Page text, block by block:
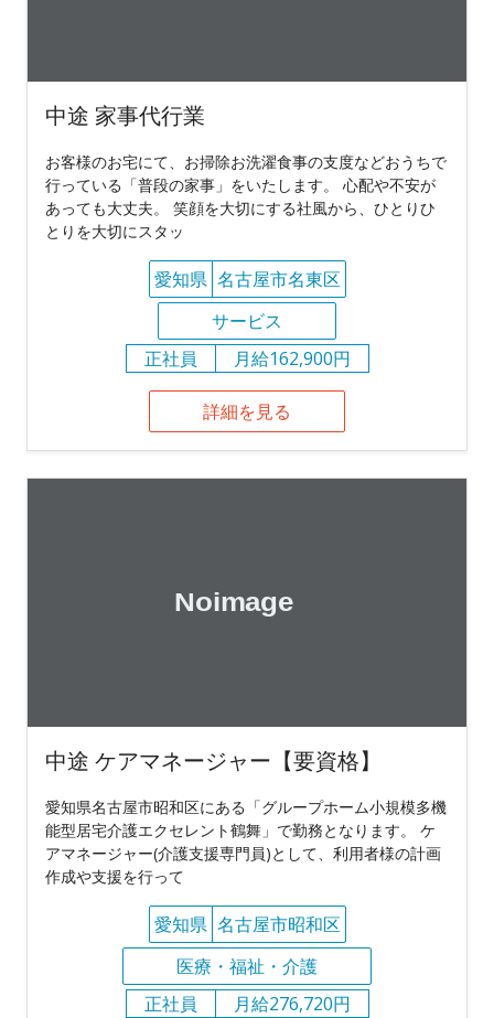
中途 家事代行業
お客様のお宅にて、お掃除お洗濯食事の支度などおうちで
行っている「普段の家事」をいたします。 心配や不安が
あっても大丈夫。 笑顔を大切にする社風から、ひとりひ
とりを大切にスタッ
愛知県 名古屋市名東区
サービス
正社員
月給162,900円
詳細を見る
中途 ケアマネージャー【要資格】
愛知県名古屋市昭和区にある「グループホーム小規模多機
能型居宅介護エクセレント鶴舞」で勤務となります。 ケ
アマネージャー(介護支援専門員)として、利用者様の計画
作成や支援を行って
愛知県 名古屋市昭和区
医療・福祉・介護
正社員
月給276,720円